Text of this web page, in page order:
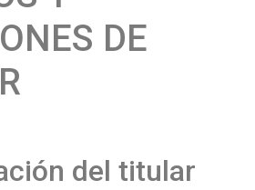
DE
del titular